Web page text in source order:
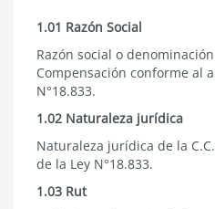
IFRS
7.1.5.1
1.01 Razón Social
Razón social o
Compensación conforme al
N°18.833.
1.02 Naturaleza jurídica
Naturaleza jurídica de la
de la Ley N°18.833.
1.03 Rut